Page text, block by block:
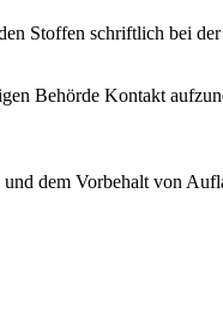
Stoffen schriftlich bei
Behörde Kontakt
dem Vorbehalt von